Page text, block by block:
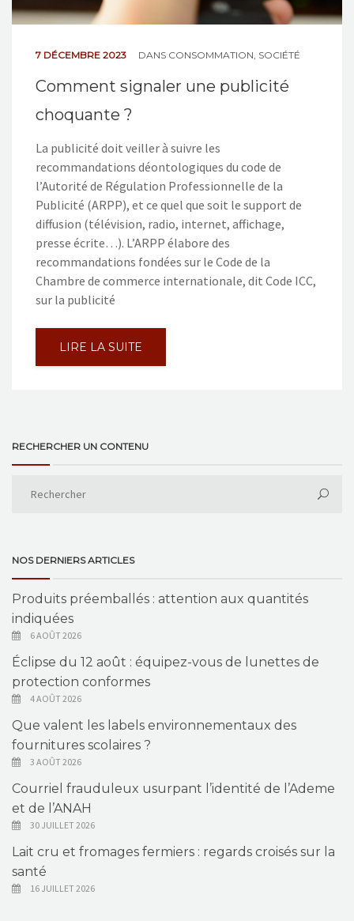
7 DÉCEMBRE 2023 DANS CONSOMMATION SOCIÉTÉ
Comment signaler une publicité
choquante ?
La publicité doit veiller à suivre les
recommandations déontologiques du code de
l’Autorité de Régulation Professionnelle de la
Publicité (ARPP), et ce quel que soit le support de
diffusion (télévision, radio, internet, affichage,
presse écrite…). L’ARPP élabore des
recommandations fondées sur le Code de la
Chambre de commerce internationale, dit Code ICC,
sur la publicité
LIRE LA SUITE
RECHERCHER UN CONTENU
NOS DERNIERS ARTICLES
Produits préemballés : attention aux quantités
indiquées
6 AOÛT 2026
Éclipse du 12 août : équipez-vous de lunettes de
protection conformes
4 AOÛT 2026
Que valent les labels environnementaux des
fournitures scolaires ?
3 AOÛT 2026
Courriel frauduleux usurpant l’identité de l’Ademe
et de l’ANAH
30 JUILLET 2026
Lait cru et fromages fermiers : regards croisés sur la
santé
16 JUILLET 2026